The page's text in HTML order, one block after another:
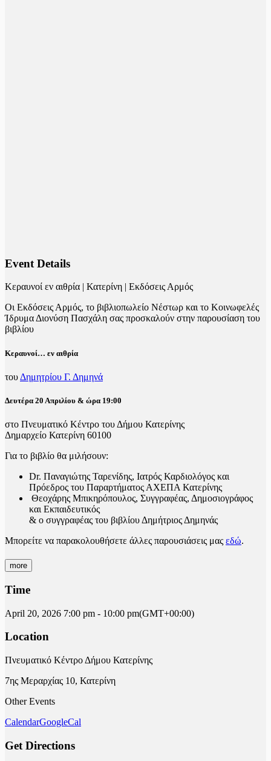
Event Details
Κεραυνοί εν αιθρία | Κατερίνη | Εκδόσεις Αρμός
Οι Εκδόσεις Αρμός, το βιβλιοπωλείο Νέστωρ και το Κοινωφελές
Ίδρυμα Διονύση Πασχάλη σας προσκαλούν στην παρουσίαση του
βιβλίου
Κεραυνοί… εν αιθρία
του Δημητρίου Γ. Δημηνά
Δευτέρα 20 Απριλίου & ώρα 19:00
στο Πνευματικό Κέντρο του Δήμου Κατερίνης
Δημαρχείο Κατερίνη 60100
Για το βιβλίο θα μιλήσουν:
Dr. Παναγιώτης Ταρενίδης, Ιατρός Καρδιολόγος και
Πρόεδρος του Παραρτήματος ΑΧΕΠΑ Κατερίνης
Θεοχάρης Μπικηρόπουλος, Συγγραφέας, Δημοσιογράφος
και Εκπαιδευτικός
& ο συγγραφέας του βιβλίου Δημήτριος Δημηνάς
Μπορείτε να παρακολουθήσετε άλλες παρουσιάσεις μας εδώ.
more
Time
April 20, 2026 7:00 pm - 10:00 pm(GMT+00:00)
Location
Πνευματικό Κέντρο Δήμου Κατερίνης
7ης Μεραρχίας 10, Κατερίνη
Other Events
CalendarGoogleCal
Get Directions